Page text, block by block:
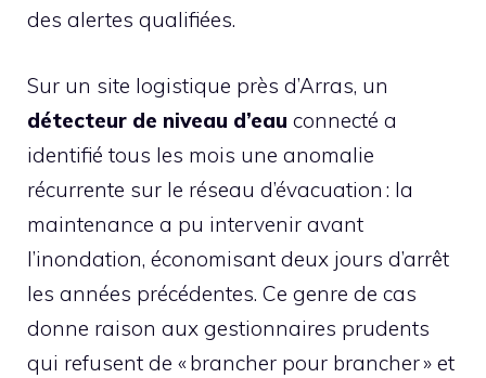
des alertes qualifiées.
Sur un site logistique près d’Arras, un
détecteur de niveau d’eau connecté a
identifié tous les mois une anomalie
récurrente sur le réseau d’évacuation : la
maintenance a pu intervenir avant
l’inondation, économisant deux jours d’arrêt
les années précédentes. Ce genre de cas
donne raison aux gestionnaires prudents
qui refusent de « brancher pour brancher » et